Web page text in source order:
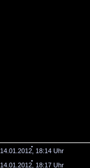
14.01.2012, 18:14 Uhr
14.01.2012, 18:17 Uhr